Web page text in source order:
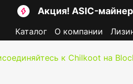
Акция! ASIC-
Каталог О компании
к Chilkoot на